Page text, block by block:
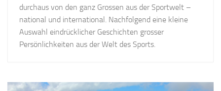
durchaus von den ganz Grossen aus der Sportwelt –
national und international. Nachfolgend eine kleine
Auswahl eindrücklicher Geschichten grosser
Persönlichkeiten aus der Welt des Sports.